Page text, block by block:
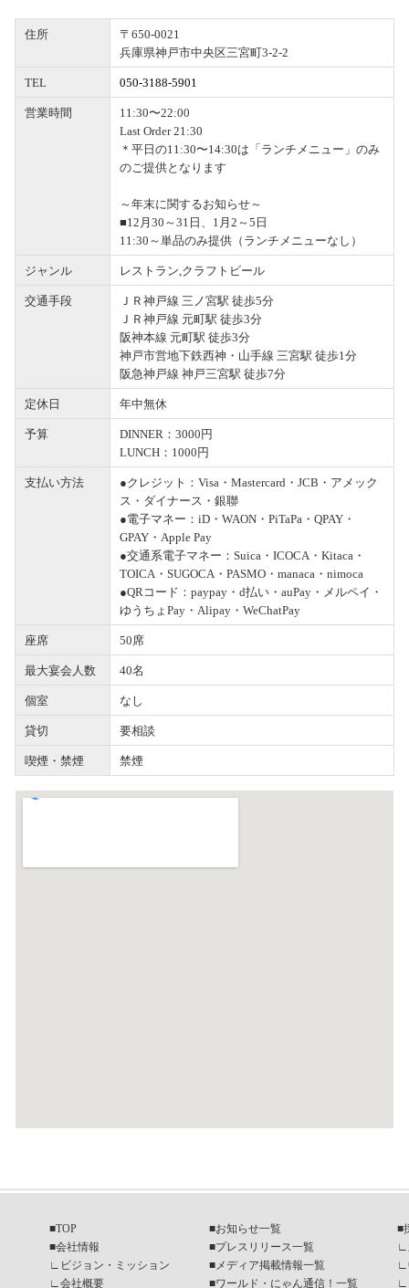
住所
〒650-0021
兵庫県神戸市中央区三宮町3-2-2
TEL 050-3188-5901
営業時間
11:30〜22:00
Last Order 21:30
＊平日の11:30〜14:30は「ランチメニュー」のみ
のご提供となります
～年末に関するお知らせ～
■12月30～31日、1月2～5日
11:30～単品のみ提供（ランチメニューなし）
ジャンル レストラン,クラフトビール
交通手段
ＪＲ神戸線 三ノ宮駅 徒歩5分
ＪＲ神戸線 元町駅 徒歩3分
阪神本線 元町駅 徒歩3分
神戸市営地下鉄西神・山手線 三宮駅 徒歩1分
阪急神戸線 神戸三宮駅 徒歩7分
定休日 年中無休
予算
DINNER：3000円
LUNCH：1000円
支払い方法
●クレジット：Visa・Mastercard・JCB・アメック
ス・ダイナース・銀聯
●電子マネー：iD・WAON・PiTaPa・QPAY・
GPAY・Apple Pay
●交通系電子マネー：Suica・ICOCA・Kitaca・
TOICA・SUGOCA・PASMO・manaca・nimoca
●QRコード：paypay・d払い・auPay・メルペイ・
ゆうちょPay・Alipay・WeChatPay
座席 50席
最大宴会人数 40名
個室 なし
貸切 要相談
喫煙・禁煙 禁煙
■TOP
■会社情報
∟ ビジョン・ミッション
∟会社概要
■お知らせ一覧
■プレスリリース一覧
■メディア掲載情報一覧
■ワールド・にゃん通信！一覧
■
∟
∟
∟